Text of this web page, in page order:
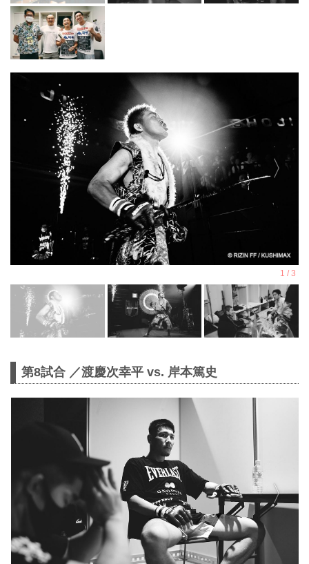
第8試合 ／渡慶次幸平 vs. 岸本篤史